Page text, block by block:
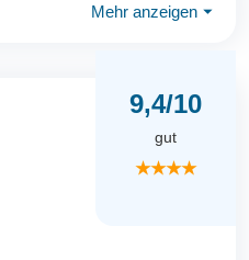
Mehr anzeigen ⏷
9,4/10
gut
★★★★